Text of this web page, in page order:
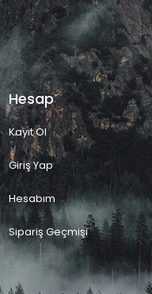
Hesap
Kayıt Ol
Giriş Yap
Hesabım
Sipariş Geçmişi